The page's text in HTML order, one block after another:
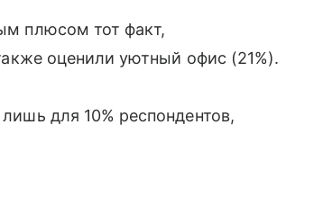
плюсом тот факт,
оценили уютный офис (21%).
для 10% респондентов,